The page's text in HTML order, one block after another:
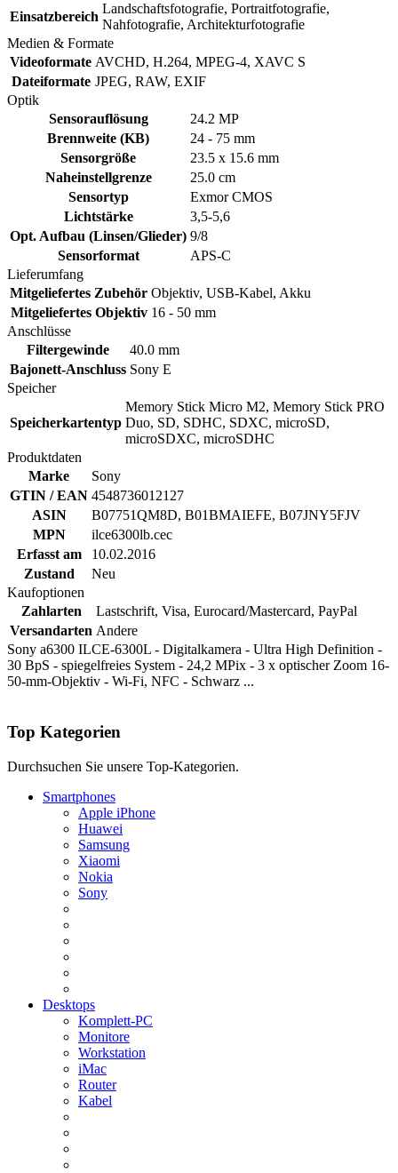
Einsatzbereich
Landschaftsfotografie, Portraitfotografie,
Nahfotografie, Architekturfotografie
Medien & Formate
Videoformate AVCHD, H.264, MPEG-4, XAVC S
Dateiformate JPEG, RAW, EXIF
Optik
Sensorauflösung
24.2 MP
Brennweite (KB)
24 - 75 mm
Sensorgröße
23.5 x 15.6 mm
Naheinstellgrenze
25.0 cm
Sensortyp
Exmor CMOS
Lichtstärke
3,5-5,6
Opt. Aufbau (Linsen/Glieder) 9/8
Sensorformat
APS-C
Lieferumfang
Mitgeliefertes Zubehör Objektiv, USB-Kabel, Akku
Mitgeliefertes Objektiv 16 - 50 mm
Anschlüsse
Filtergewinde
40.0 mm
Bajonett-Anschluss Sony E
Speicher
Speicherkartentyp
Memory Stick Micro M2, Memory Stick PRO
Duo, SD, SDHC, SDXC, microSD,
microSDXC, microSDHC
Produktdaten
Marke
Sony
GTIN / EAN 4548736012127
ASIN
B07751QM8D, B01BMAIEFE, B07JNY5FJV
MPN
ilce6300lb.cec
Erfasst am
10.02.2016
Zustand
Neu
Kaufoptionen
Zahlarten
Lastschrift, Visa, Eurocard/Mastercard, PayPal
Versandarten Andere
Sony a6300 ILCE-6300L - Digitalkamera - Ultra High Definition -
30 BpS - spiegelfreies System - 24,2 MPix - 3 x optischer Zoom 16-
50-mm-Objektiv - Wi-Fi, NFC - Schwarz ...
Top Kategorien
Durchsuchen Sie unsere Top-Kategorien.
Smartphones
Apple iPhone
Huawei
Samsung
Xiaomi
Nokia
Sony
Desktops
Komplett-PC
Monitore
Workstation
iMac
Router
Kabel